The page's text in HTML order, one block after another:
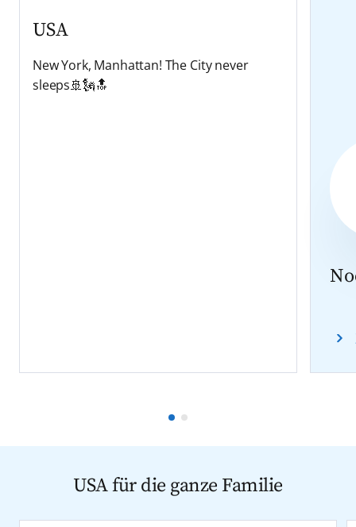
USA
New York, Manhattan! The City never
sleeps🚢🗽🔝
USA für die ganze Familie